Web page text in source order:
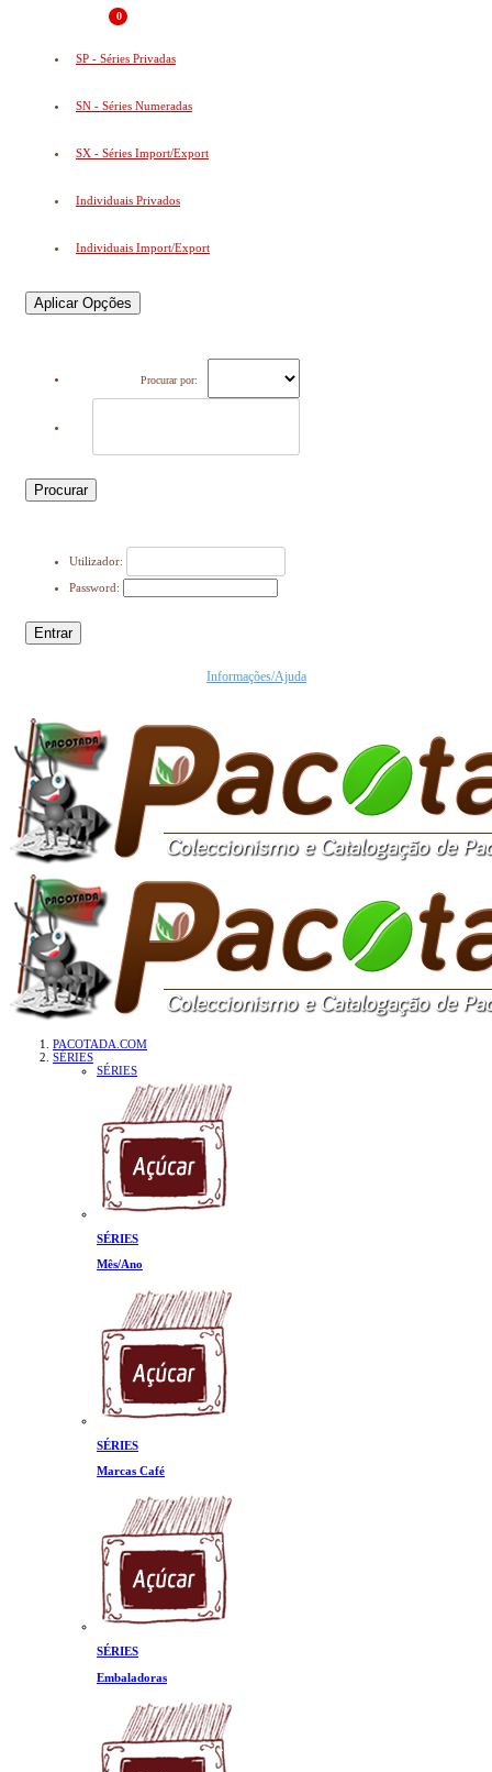
0
SP - Séries Privadas
SN - Séries Numeradas
SX - Séries Import/Export
Individuais Privados
Individuais Import/Export
Aplicar Opções
Procurar por:
Procurar
Utilizador:
Password:
Entrar
Informações/Ajuda
PACOTADA.COM
SÉRIES
SÉRIES
SÉRIES
Mês/Ano
SÉRIES
Marcas Café
SÉRIES
Embaladoras